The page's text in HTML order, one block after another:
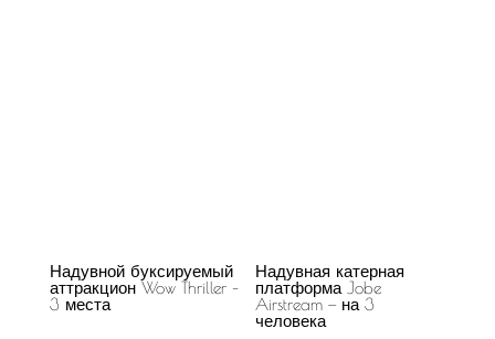
Надувной буксируемый
аттракцион Wow Thriller –
3 места
Надувная катерная
платформа Jobe
Airstream — на 3
человека